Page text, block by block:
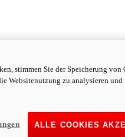
stimmen Sie der Speicherung von
Websitenutzung zu analysieren und
ALLE COOKIES